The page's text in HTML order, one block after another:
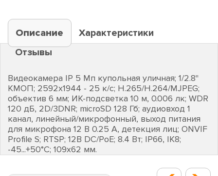
Описание
Характеристики
Отзывы
Видеокамера IP 5 Мп купольная уличная; 1/2.8"
КМОП; 2592х1944 - 25 к/с; H.265/H.264/MJPEG;
объектив 6 мм; ИК-подсветка 10 м, 0.006 лк; WDR
120 дБ, 2D/3DNR; microSD 128 Гб; аудиовход 1
канал, линейный/микрофонный, выход питания
для микрофона 12 В 0.25 А, детекция лиц; ONVIF
Profile S; RTSP; 12В DC/PoE; 8.4 Вт; IP66, IK8;
-45...+50°C; 109х62 мм.